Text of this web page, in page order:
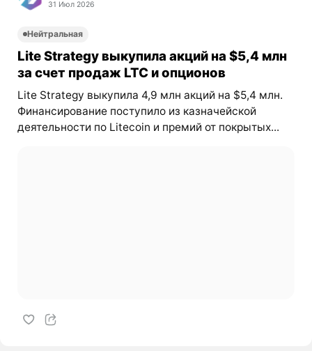
31 Июл 2026
Нейтральная
Lite Strategy выкупила акций на $5,4 млн
за счет продаж LTC и опционов
Lite Strategy выкупила 4,9 млн акций на $5,4 млн.
Финансирование поступило из казначейской
деятельности по Litecoin и премий от покрытых...